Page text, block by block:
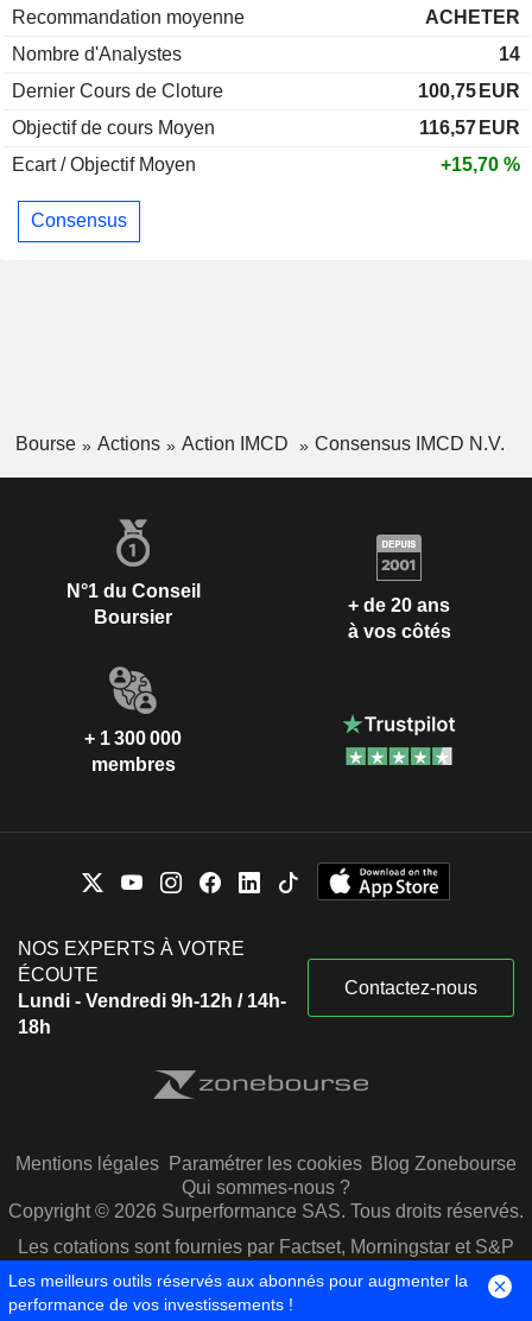
Recommandation moyenne
ACHETER
Nombre d'Analystes
14
Dernier Cours de Cloture
100,75 EUR
Objectif de cours Moyen
116,57 EUR
Ecart / Objectif Moyen
+15,70 %
Consensus
Bourse Actions Action IMCD Consensus IMCD N.V.
N°1 du Conseil
Boursier
+ de 20 ans
à vos côtés
+ 1 300 000
membres
NOS EXPERTS À VOTRE
ÉCOUTE
Lundi - Vendredi 9h-12h / 14h-
18h
Contactez-nous
Mentions légales Paramétrer les cookies Blog Zonebourse
Qui sommes-nous ?
Copyright © 2026 Surperformance SAS. Tous droits réservés.
Les cotations sont fournies par Factset, Morningstar et S&P
Capital IQ
Les meilleurs outils réservés aux abonnés pour augmenter la
performance de vos investissements !